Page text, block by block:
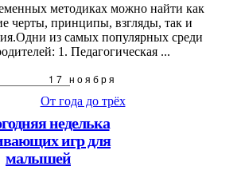
методиках можно найти как
черты, принципы, взгляды, так и
из самых популярных среди
1. Педагогическая ...
17 ноября
От года до трёх
неделька
игр для
малышей